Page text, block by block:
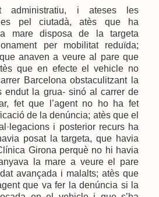
administratiu, i ateses les
pel ciutadà, atès que ha
mare disposa de la targeta
per mobilitat reduïda;
anaven a veure al pare que
que en efecte el vehicle no
Barcelona obstaculitzant la
endut la grua- sinó al carrer de
fet que l’agent no ho ha fet
de la denúncia; atès que el
i posterior recurs ha
posat la targeta, que havia
Girona perquè no hi havia
la mare a veure el pare
avançada i malalts; atès que
que va fer la denúncia si la